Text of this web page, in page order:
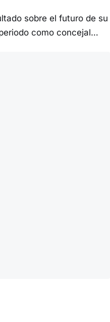
sobre el futuro de su
como concejal…